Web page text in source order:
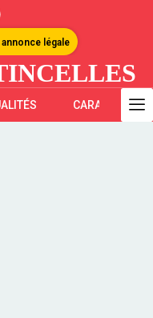
légale
CARAÏBES